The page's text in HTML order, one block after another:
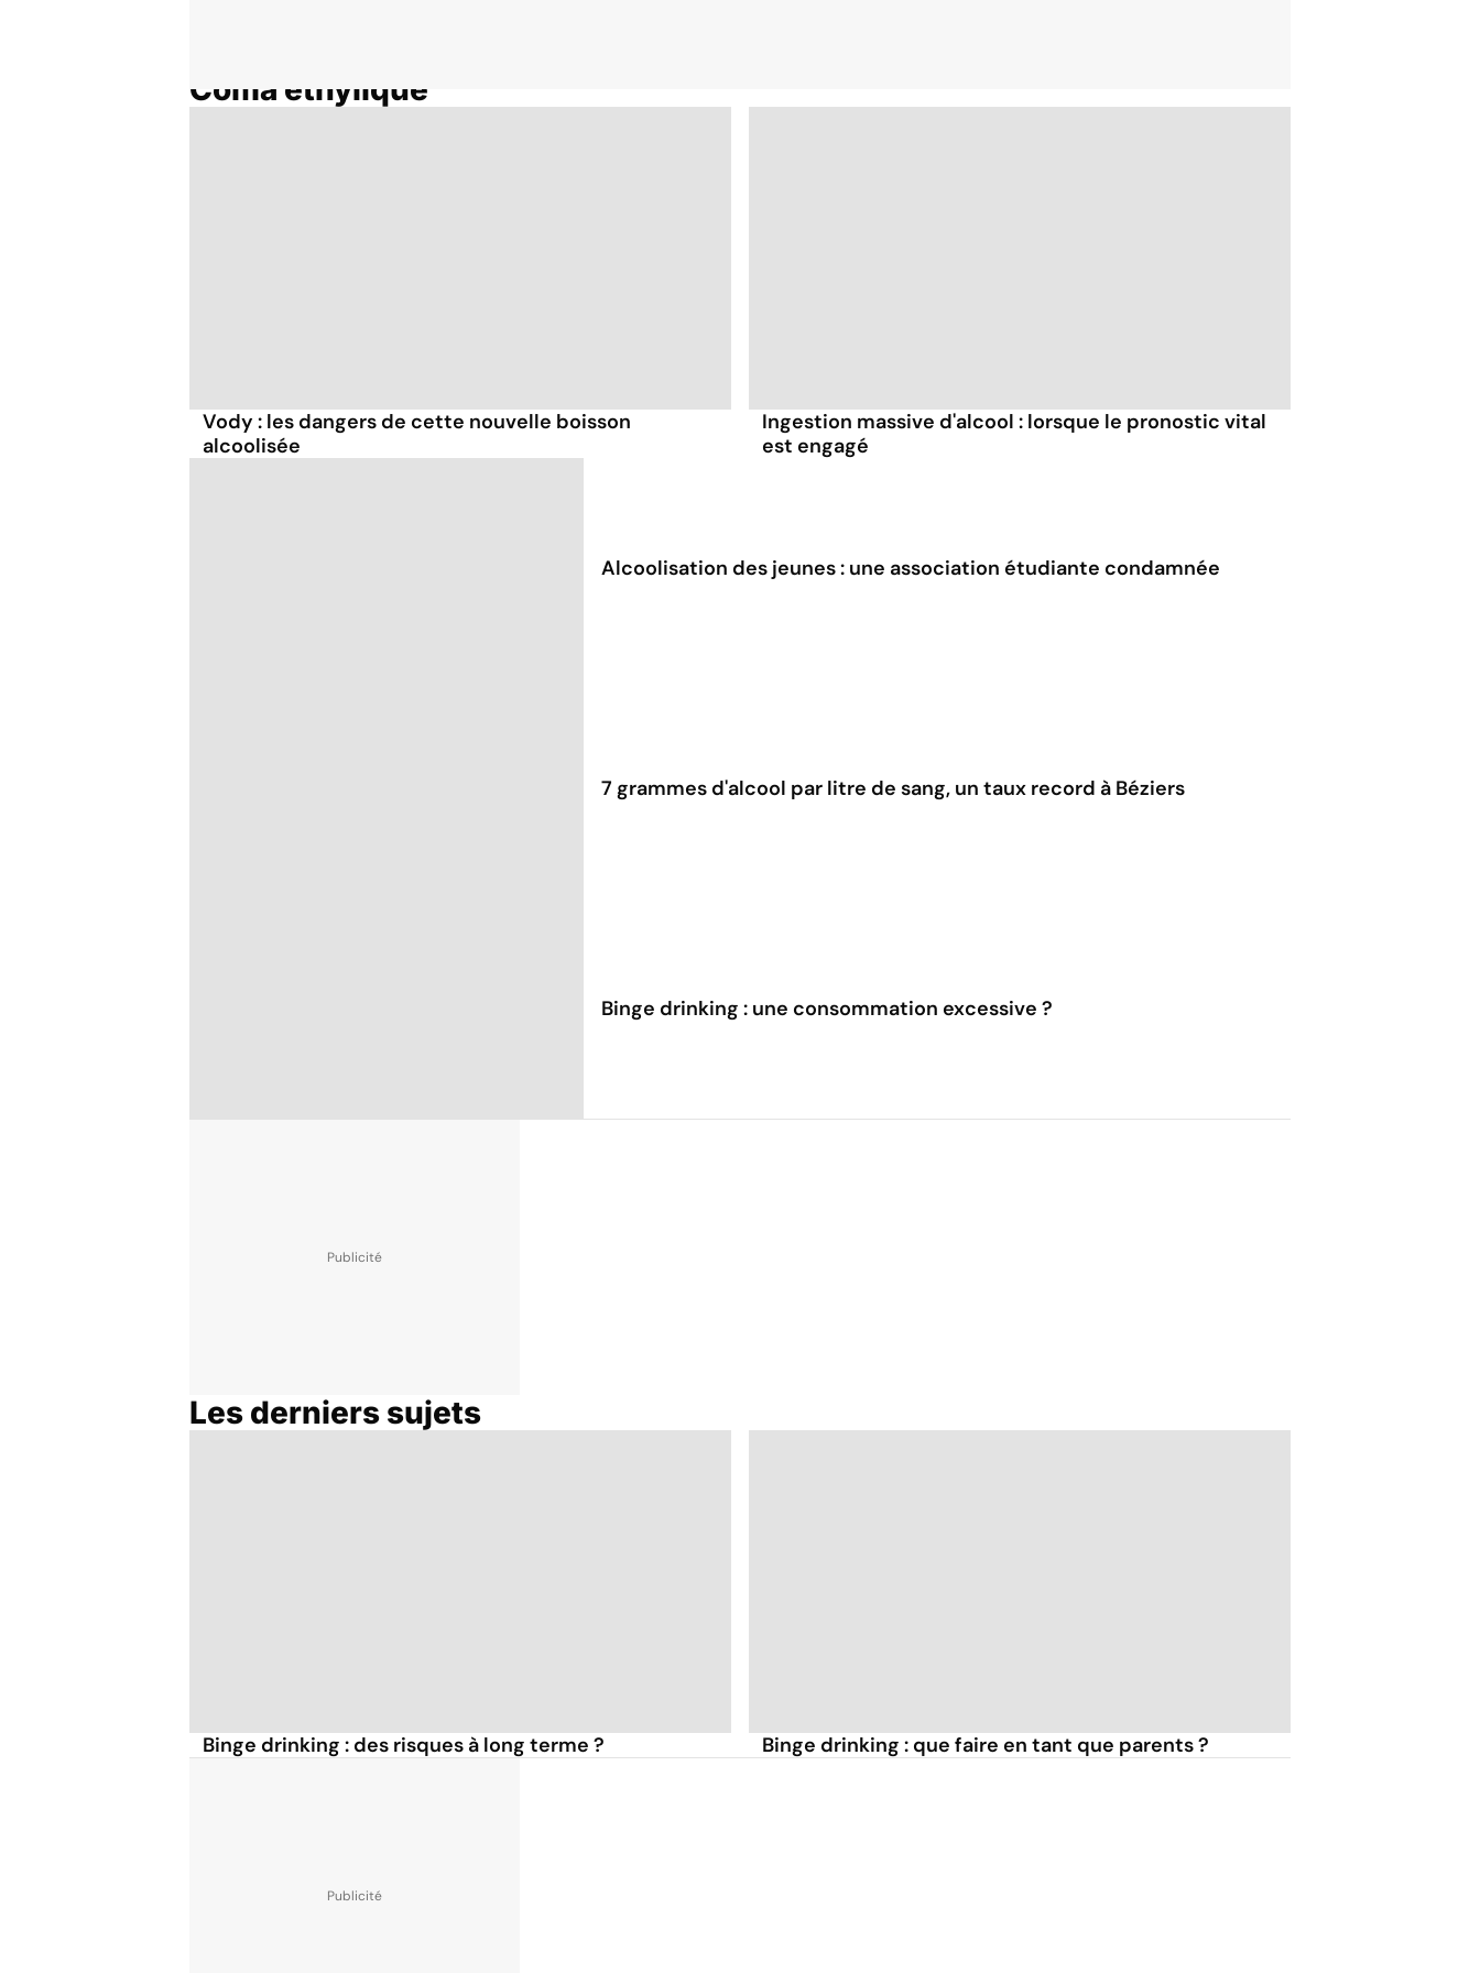
Coma éthylique
Vody : les dangers de cette nouvelle boisson
alcoolisée
Ingestion massive d'alcool : lorsque le pronostic vital
est engagé
Alcoolisation des jeunes : une association étudiante condamnée
7 grammes d'alcool par litre de sang, un taux record à Béziers
Binge drinking : une consommation excessive ?
Les derniers sujets
Binge drinking : des risques à long terme ? Binge drinking : que faire en tant que parents ?